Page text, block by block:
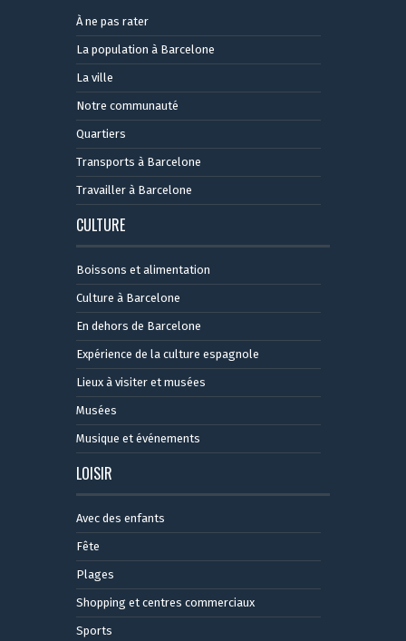
À ne pas rater
La population à Barcelone
La ville
Notre communauté
Quartiers
Transports à Barcelone
Travailler à Barcelone
CULTURE
Boissons et alimentation
Culture à Barcelone
En dehors de Barcelone
Expérience de la culture espagnole
Lieux à visiter et musées
Musées
Musique et événements
LOISIR
Avec des enfants
Fête
Plages
Shopping et centres commerciaux
Sports